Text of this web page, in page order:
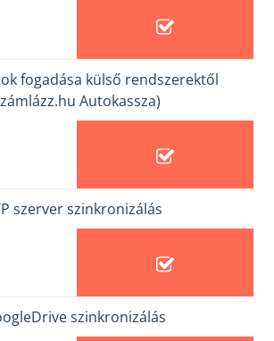
fogadása külső rendszerektől
Autokassza)
szerver szinkronizálás
szinkronizálás